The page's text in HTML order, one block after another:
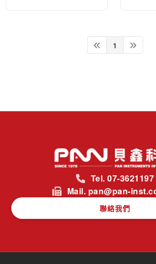
1
Tel. 07-3621197
Mail. pan@pan-
聯絡我們